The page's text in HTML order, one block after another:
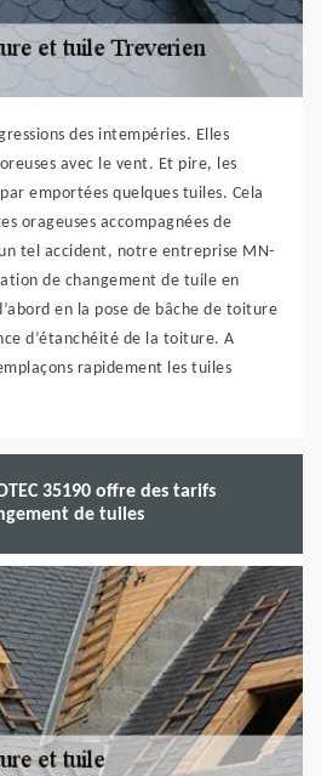
des intempéries. Elles
avec le vent. Et pire, les
emportées quelques tuiles. Cela
orageuses accompagnées de
tel accident, notre entreprise MN-
de changement de tuile en
en la pose de bâche de toiture
d’étanchéité de la toiture. A
rapidement les tuiles
35190 offre des tarifs
de tuiles